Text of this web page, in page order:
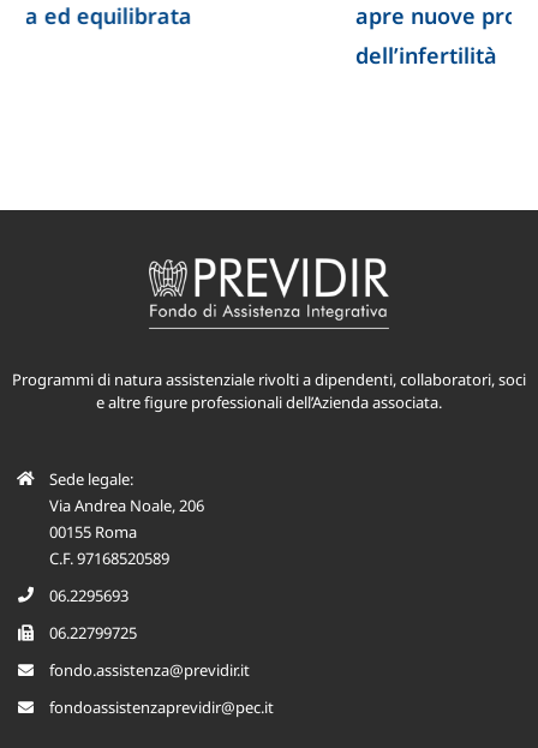
apre nuove prospettive per lo studio
Programmi di natura assistenziale rivolti a dipendenti, collaboratori, soci
Sede legale:
Via Andrea Noale, 206
00155 Roma